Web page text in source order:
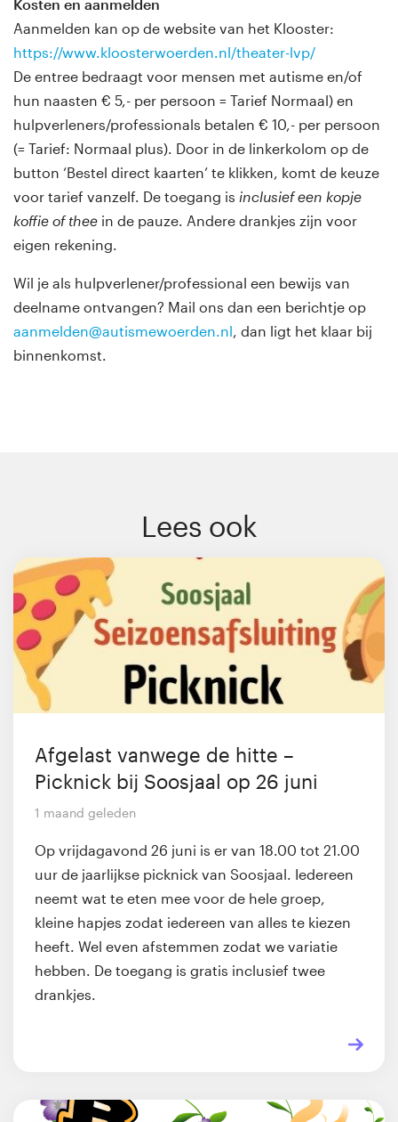
Kosten en aanmelden
Aanmelden kan op de website van het Klooster:
https://www.kloosterwoerden.nl/theater-lvp/
De entree bedraagt voor mensen met autisme en/of
hun naasten € 5,- per persoon = Tarief Normaal) en
hulpverleners/professionals betalen € 10,- per persoon
(= Tarief: Normaal plus). Door in de linkerkolom op de
button ‘Bestel direct kaarten’ te klikken, komt de keuze
voor tarief vanzelf. De toegang is inclusief een kopje
koffie of thee in de pauze. Andere drankjes zijn voor
eigen rekening.
Wil je als hulpverlener/professional een bewijs van
deelname ontvangen? Mail ons dan een berichtje op
aanmelden@autismewoerden.nl, dan ligt het klaar bij
binnenkomst.
Lees ook
Afgelast vanwege de hitte –
Picknick bij Soosjaal op 26 juni
1 maand geleden
Op vrijdagavond 26 juni is er van 18.00 tot 21.00
uur de jaarlijkse picknick van Soosjaal. Iedereen
neemt wat te eten mee voor de hele groep,
kleine hapjes zodat iedereen van alles te kiezen
heeft. Wel even afstemmen zodat we variatie
hebben. De toegang is gratis inclusief twee
drankjes.